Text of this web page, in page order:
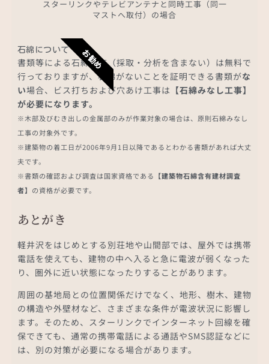
スターリンクやテレビアンテナと同時工事（同一
マストへ取付）の場合
お勧め
石綿について
書類等による石綿調査（採取・分析を含まない）は無料で
行っておりますが、石綿がないことを証明できる書類がな
い場合、ビス打ちおよび穴あけ工事は 【石綿みなし工事】
が必要になります。
※木部及びむき出しの金属部のみが作業対象の場合は、原則石綿みなし
工事の対象外です。
※建築物の着工日が2006年9月1日以降であるとわかる書類があれば大丈
夫です。
※書類の確認および調査は国家資格である 【建築物石綿含有建材調査
者】 の資格が必要です。
あとがき
軽井沢をはじめとする別荘地や山間部では、屋外では携帯
電話を使えても、建物の中へ入ると急に電波が弱くなった
り、圏外に近い状態になったりすることがあります。
周囲の基地局との位置関係だけでなく、地形、樹木、建物
の構造や外壁材など、さまざまな条件が電波状況に影響し
ます。そのため、スターリンクでインターネット回線を確
保できても、通常の携帯電話による通話やSMS認証などに
は、別の対策が必要になる場合があります。